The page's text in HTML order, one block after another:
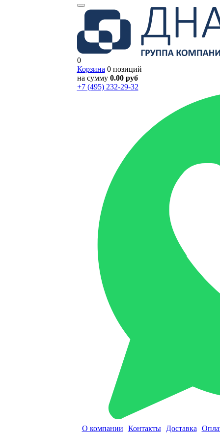
0
Корзина 0 позиций
на сумму 0.00 руб
+7 (495) 232-29-32
О компании Контакты Доставка